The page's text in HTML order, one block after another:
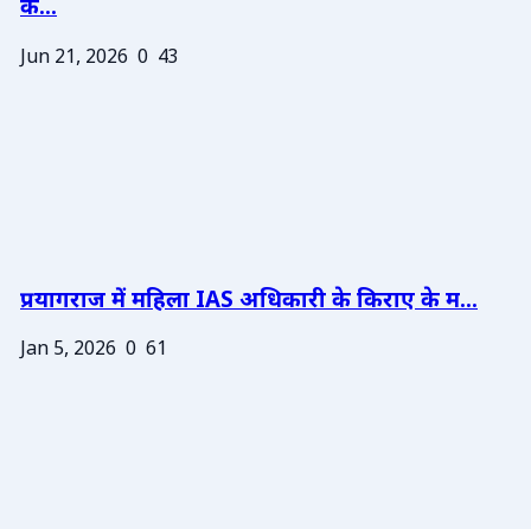
के...
Jun 21, 2026 0 43
प्रयागराज में महिला IAS अधिकारी के किराए के म...
Jan 5, 2026 0 61